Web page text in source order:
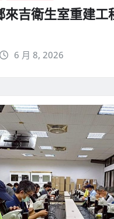
來吉衛生室重建工
6 月 8, 2026